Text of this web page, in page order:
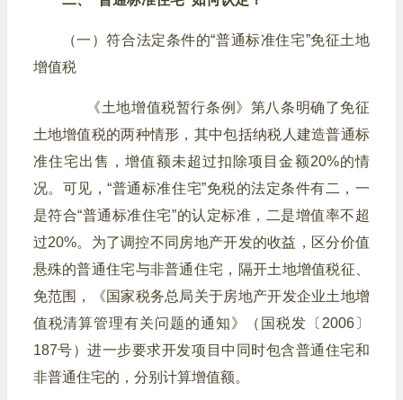
（一）符合法定条件的“普通标准住宅”免征土地
增值税
《土地增值税暂行条例》第八条明确了免征
土地增值税的两种情形，其中包括纳税人建造普通标
准住宅出售，增值额未超过扣除项目金额20%的情
况。可见，“普通标准住宅”免税的法定条件有二，一
是符合“普通标准住宅”的认定标准，二是增值率不超
过20%。为了调控不同房地产开发的收益，区分价值
悬殊的普通住宅与非普通住宅，隔开土地增值税征、
免范围，《国家税务总局关于房地产开发企业土地增
值税清算管理有关问题的通知》（国税发〔2006〕
187号）进一步要求开发项目中同时包含普通住宅和
非普通住宅的，分别计算增值额。